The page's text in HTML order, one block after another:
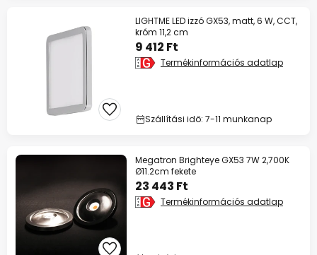
LIGHTME LED izzó GX53, matt, 6 W, CCT,
króm 11,2 cm
9 412 Ft
Termékinformációs adatlap
Szállítási idő: 7-11 munkanap
Megatron Brighteye GX53 7W 2,700K
Ø11.2cm fekete
23 443 Ft
Termékinformációs adatlap